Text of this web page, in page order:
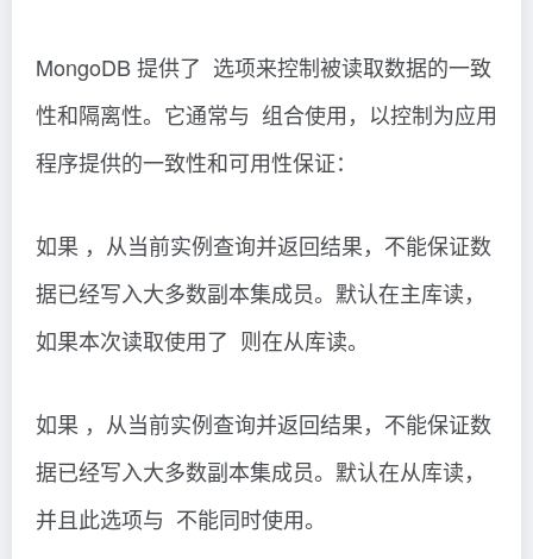
MongoDB 提供了 选项来控制被读取数据的一致
性和隔离性。它通常与 组合使用，以控制为应用
程序提供的一致性和可用性保证：
如果 ，从当前实例查询并返回结果，不能保证数
据已经写入大多数副本集成员。默认在主库读，
如果本次读取使用了 则在从库读。
如果 ，从当前实例查询并返回结果，不能保证数
据已经写入大多数副本集成员。默认在从库读，
并且此选项与 不能同时使用。